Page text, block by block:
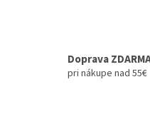
Doprava
pri nákupe nad 55€